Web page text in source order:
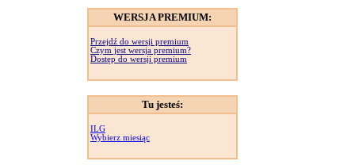
WERSJA PREMIUM:
Przejdź do wersji premium
Czym jest wersja premium?
Dostęp do wersji premium
Tu jesteś:
ILG
Wybierz miesiąc